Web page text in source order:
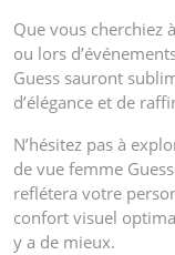
Que vous cherchiez
ou lors
Guess sauront
d’élégance et de
N’hésitez pas à
de vue femme
reflétera votre
confort visuel
y a de mieux.